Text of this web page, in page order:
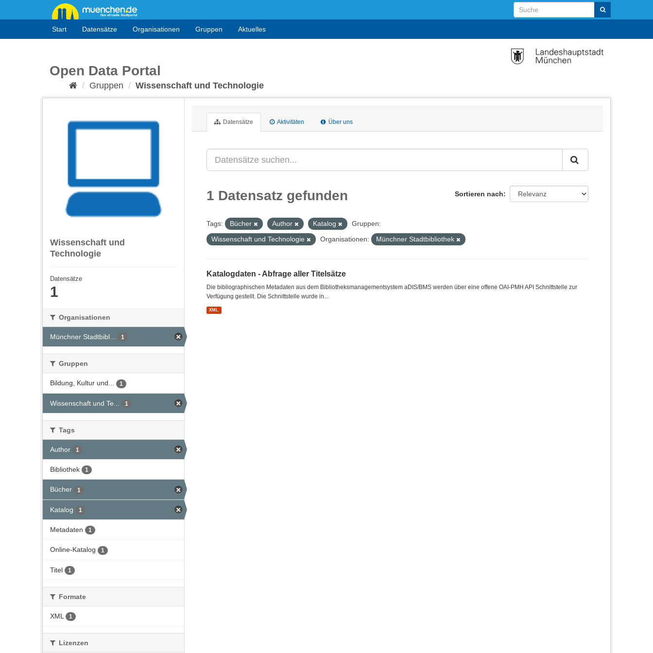
Start Datensätze Organisationen Gruppen Aktuelles
Open Data Portal
Gruppen Wissenschaft und Technologie
Wissenschaft und
Technologie
Datensätze
1
Organisationen
Münchner Stadtbibl... 1
Gruppen
Bildung, Kultur und... 1
Wissenschaft und Te... 1
Tags
Author 1
Bibliothek 1
Bücher 1
Katalog 1
Metadaten 1
Online-Katalog 1
Titel 1
Formate
XML 1
Lizenzen
Datensätze Aktivitäten Über uns
Sortieren nach
1 Datensatz gefunden
Tags: Bücher Author Katalog
Gruppen:
Wissenschaft und Technologie
Organisationen: Münchner Stadtbibliothek
Katalogdaten - Abfrage aller Titelsätze
Die bibliographischen Metadaten aus dem Bibliotheksmanagementsystem aDIS/BMS werden über eine offene OAI-PMH API Schnittstelle zur
Verfügung gestellt. Die Schnittstelle wurde in...
XML